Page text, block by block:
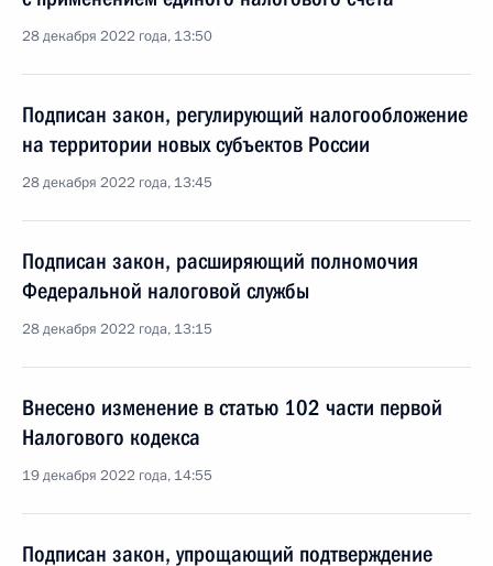
28 декабря 2022 года, 13:50
Подписан закон, регулирующий налогообложение
на территории новых субъектов России
28 декабря 2022 года, 13:45
Подписан закон, расширяющий полномочия
Федеральной налоговой службы
28 декабря 2022 года, 13:15
Внесено изменение в статью 102 части первой
Налогового кодекса
19 декабря 2022 года, 14:55
Подписан закон, упрощающий подтверждение